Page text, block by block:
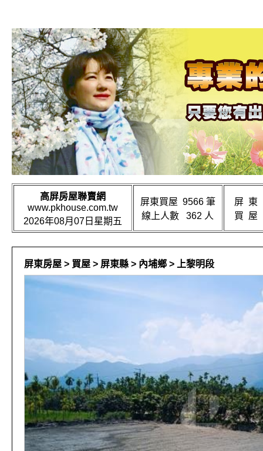
高屏房屋聯賣網
www.pkhouse.com.tw
2026年08月07日星期五
屏東買屋 9566 筆
線上人數 362 人
屏 東
買 屋
屏東房屋 > 買屋 > 屏東縣 > 內埔鄉 > 上黎明段